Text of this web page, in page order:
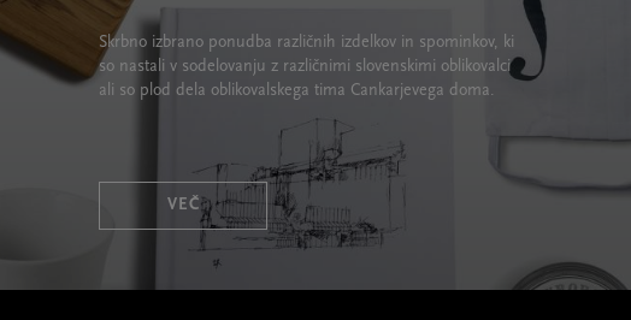
Skrbno izbrano ponudba različnih izdelkov in spominkov, ki
so nastali v sodelovanju z različnimi slovenskimi oblikovalci
ali so plod dela oblikovalskega tima Cankarjevega doma.
VEČ